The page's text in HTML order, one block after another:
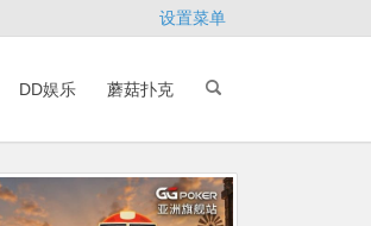
设置菜单
DD娱乐 蘑菇扑克